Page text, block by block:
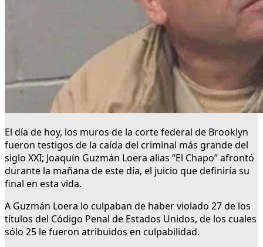
El día de hoy, los muros de la corte federal de Brooklyn
fueron testigos de la caída del criminal más grande del
siglo XXI; Joaquín Guzmán Loera alias “El Chapo” afrontó
durante la mañana de este día, el juicio que definiría su
final en esta vida.
A Guzmán Loera lo culpaban de haber violado 27 de los
títulos del Código Penal de Estados Unidos, de los cuales
sólo 25 le fueron atribuidos en culpabilidad.